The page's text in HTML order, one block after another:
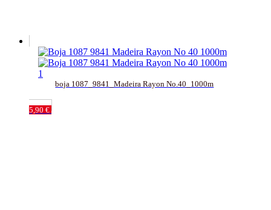
boja 1087_9841_Madeira Rayon No.40_1000m
5,90 €